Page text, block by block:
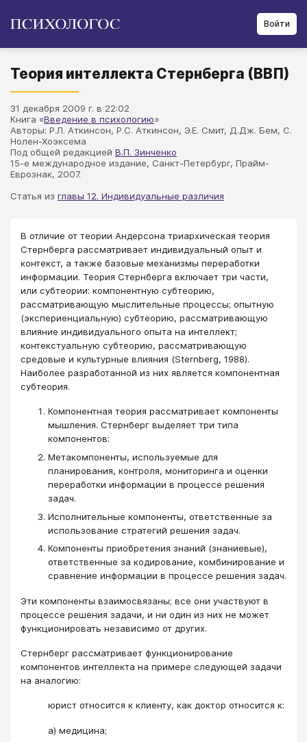
Войти
Теория интеллекта Стернберга (ВВП)
31 декабря 2009 г. в 22:02
Книга «Введение в психологию»
Авторы: Р.Л. Аткинсон, Р.С. Аткинсон, Э.Е. Смит, Д.Дж. Бем, С.
Нолен-Хоэксема
Под общей редакцией В.П. Зинченко
15-е международное издание, Санкт-Петербург, Прайм-
Еврознак, 2007.
Статья из главы 12. Индивидуальные различия
В отличие от теории Андерсона триархическая теория
Стернберга рассматривает индивидуальный опыт и
контекст, а также базовые механизмы переработки
информации. Теория Стернберга включает три части,
или субтеории: компонентную субтеорию,
рассматривающую мыслительные процессы; опытную
(экспериенциальную) субтеорию, рассматривающую
влияние индивидуального опыта на интеллект;
контекстуальную субтеорию, рассматривающую
средовые и культурные влияния (Sternberg, 1988).
Наиболее разработанной из них является компонентная
субтеория.
Компонентная теория рассматривает компоненты
мышления. Стернберг выделяет три типа
компонентов:
Метакомпоненты, используемые для
планирования, контроля, мониторинга и оценки
переработки информации в процессе решения
задач.
Исполнительные компоненты, ответственные за
использование стратегий решения задач.
Компоненты приобретения знаний (знаниевые),
ответственные за кодирование, комбинирование и
сравнение информации в процессе решения задач.
Эти компоненты взаимосвязаны; все они участвуют в
процессе решения задачи, и ни один из них не может
функционировать независимо от других.
Стернберг рассматривает функционирование
компонентов интеллекта на примере следующей задачи
на аналогию:
юрист относится к клиенту, как доктор относится к:
а) медицина;